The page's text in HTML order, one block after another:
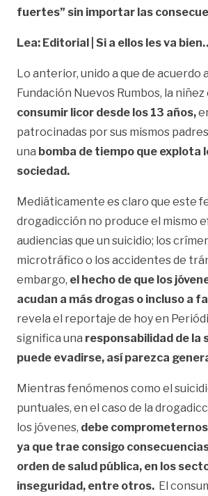
fuertes” sin importar las
Lea: Editorial | Si a ellos les va
Lo anterior, unido a que de acuerdo
Fundación Nuevos Rumbos, la
consumir licor desde los 13 años,
patrocinadas por sus mismos
una bomba de tiempo que
sociedad.
Mediáticamente es claro que este
drogadicción no produce el mismo
audiencias que un suicidio; los
microtráfico o los accidentes de
embargo, el hecho de que los
acudan a más drogas o incluso a
revela el reportaje de hoy en
significa una responsabilidad de la
puede evadirse, así parezca
Mientras fenómenos como el
puntuales, en el caso de la
los jóvenes, debe
ya que trae consigo
orden de salud pública, en los
inseguridad, entre otros. El